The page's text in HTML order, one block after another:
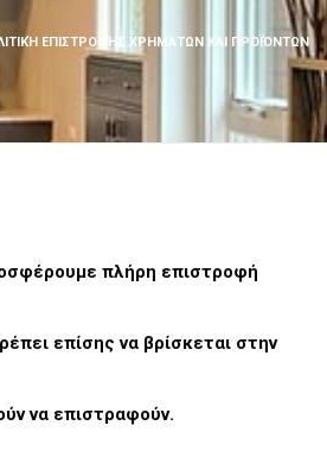
ΕΠΙΣΤΡΟΦΉΣ ΧΡΗΜΆΤΩΝ ΚΑΙ ΠΡΟΪΌΝΤΩΝ
πλήρη επιστροφή
επίσης να βρίσκεται στην
να επιστραφούν.